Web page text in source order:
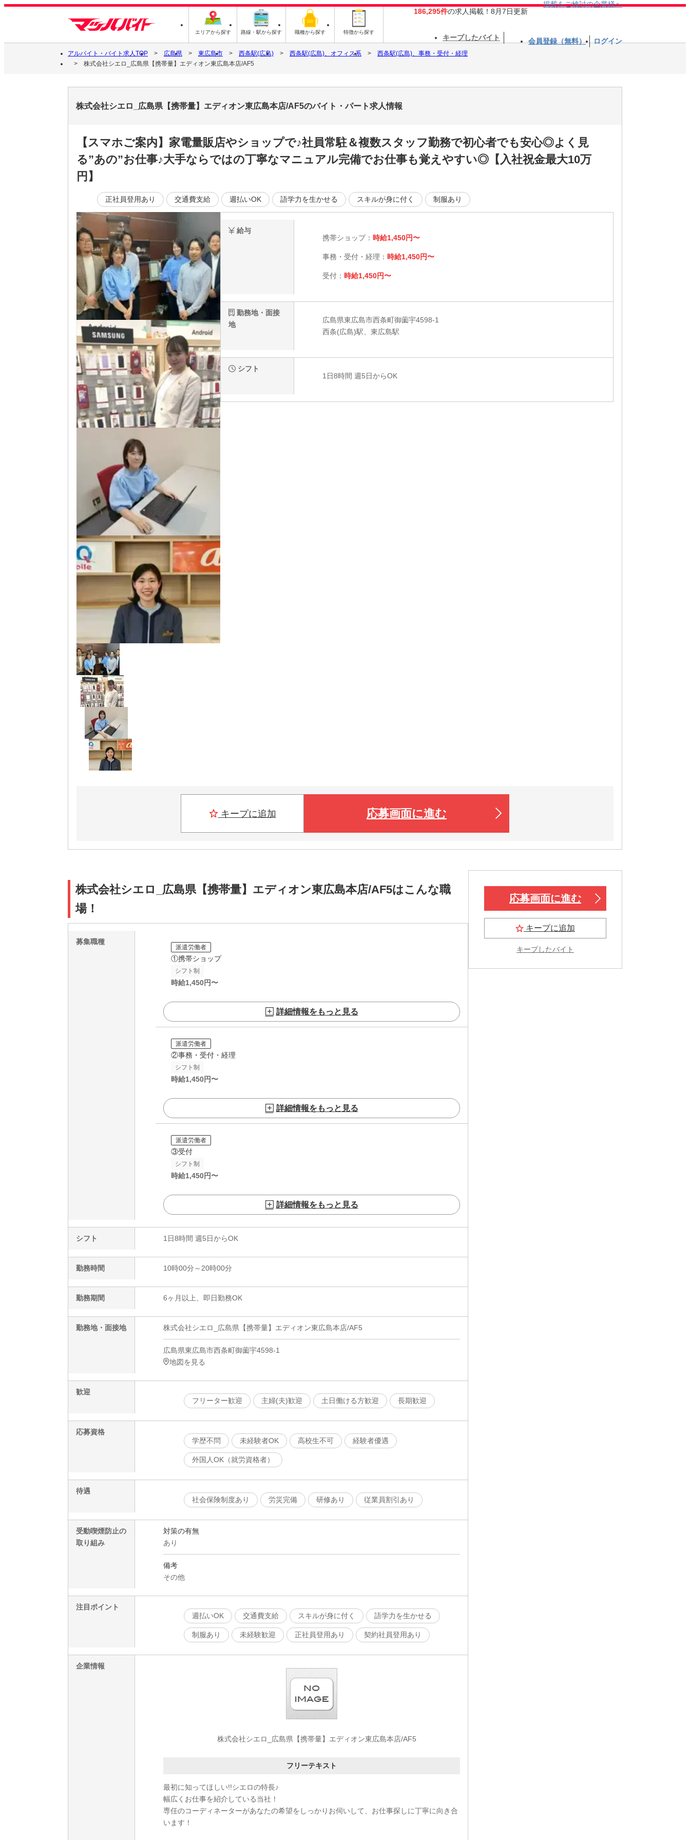
エリアから探す 路線・駅から探す 職種から探す 特徴から探す
186,295件の求人掲載！8月7日更新
掲載をご検討の企業様へ
キープしたバイト 会員登録（無料） ログイン
アルバイト・バイト求人TOP 広島県 東広島市 西条駅(広島) 西条駅(広島)、オフィス系
西条駅(広島)、事務・受付・経理
株式会社シエロ_広島県【携帯量】エディオン東広島本店/AF5
株式会社シエロ_広島県【携帯量】エディオン東広島本店/AF5のバイト・パート求人情報
【スマホご案内】家電量販店やショップで♪社員常駐＆複数スタッフ勤務で初心者でも安心◎よく見
る”あの”お仕事♪大手ならではの丁寧なマニュアル完備でお仕事も覚えやすい◎【入社祝金最大10万
円】
正社員登用あり 交通費支給 週払いOK 語学力を生かせる スキルが身に付く 制服あり
給与
携帯ショップ： 時給1,450円〜
事務・受付・経理： 時給1,450円〜
受付： 時給1,450円〜
勤務地・面接
地
広島県東広島市西条町御薗宇4598-1
西条(広島)駅、東広島駅
シフト
1日8時間 週5日からOK
キープに追加 応募画面に進む
株式会社シエロ_広島県【携帯量】エディオン東広島本店/AF5はこんな職
場！
募集職種
派遣労働者
①携帯ショップ
シフト制
時給1,450円〜
詳細情報をもっと見る
派遣労働者
②事務・受付・経理
シフト制
時給1,450円〜
詳細情報をもっと見る
派遣労働者
③受付
シフト制
時給1,450円〜
詳細情報をもっと見る
シフト 1日8時間 週5日からOK
勤務時間 10時00分～20時00分
勤務期間 6ヶ月以上、即日勤務OK
勤務地・面接地 株式会社シエロ_広島県【携帯量】エディオン東広島本店/AF5
広島県東広島市西条町御薗宇4598-1
地図を見る
歓迎
フリーター歓迎
主婦(夫)歓迎 土日働ける方歓迎 長期歓迎
応募資格
学歴不問
未経験者OK 高校生不可 経験者優遇
外国人OK（就労資格者）
待遇
社会保険制度あり
労災完備 研修あり 従業員割引あり
受動喫煙防止の
取り組み
対策の有無
あり
備考
その他
注目ポイント
週払いOK
交通費支給 スキルが身に付く 語学力を生かせる
制服あり 未経験歓迎 正社員登用あり 契約社員登用あり
企業情報
株式会社シエロ_広島県【携帯量】エディオン東広島本店/AF5
フリーテキスト
最初に知ってほしい!!シエロの特長♪
幅広くお仕事を紹介している当社！
専任のコーディネーターがあなたの希望をしっかりお伺いして、お仕事探しに丁寧に向き合
います！
応募画面に進む
キープに追加
キープしたバイト